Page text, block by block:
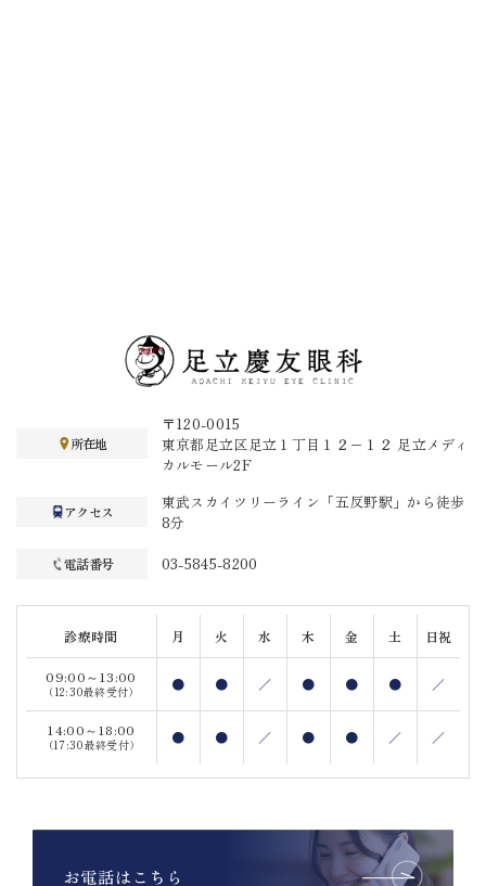
所在地
〒120-0015
東京都足立区足立１丁目１２−１２ 足立メディ
カルモール2F
アクセス
東武スカイツリーライン「五反野駅」から徒歩
8分
電話番号 03-5845-8200
診療時間 月 火 水 木 金 土 日祝
09:00～13:00
（12:30最終受付） ● ● ／ ● ● ● ／
14:00～18:00
（17:30最終受付） ● ● ／ ● ● ／ ／